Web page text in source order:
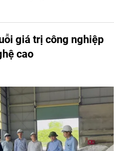
giá trị công nghiệp
cao